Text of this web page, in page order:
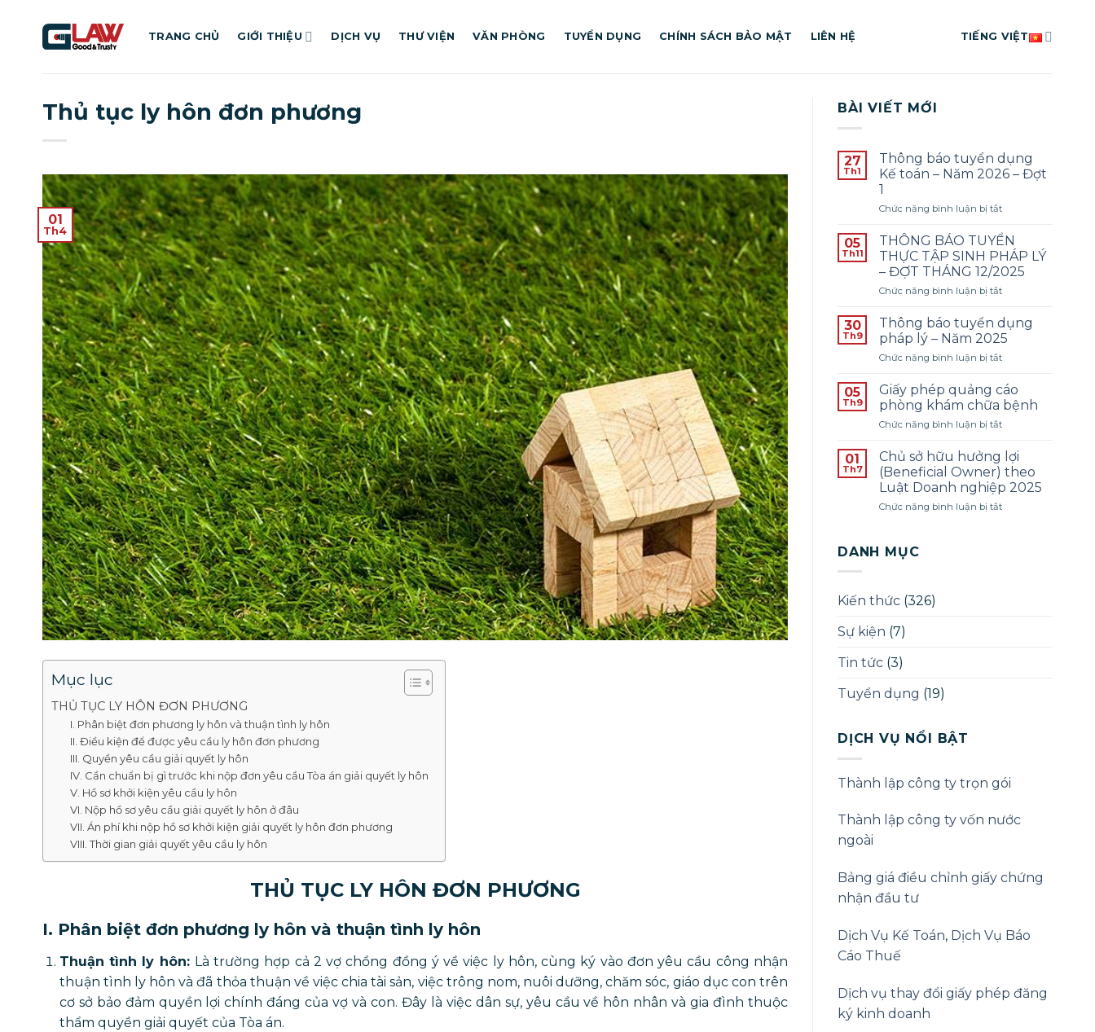
TRANG CHỦ GIỚI THIỆU DỊCH VỤ THƯ VIỆN VĂN PHÒNG TUYỂN DỤNG CHÍNH SÁCH BẢO MẬT LIÊN HỆ TIẾNG VIỆT
Thủ tục ly hôn đơn phương
01
Th4
Mục lục
THỦ TỤC LY HÔN ĐƠN PHƯƠNG
I. Phân biệt đơn phương ly hôn và thuận tình ly hôn
II. Điều kiện để được yêu cầu ly hôn đơn phương
III. Quyền yêu cầu giải quyết ly hôn
IV. Cần chuẩn bị gì trước khi nộp đơn yêu cầu Tòa án giải quyết ly hôn
V. Hồ sơ khởi kiện yêu cầu ly hôn
VI. Nộp hồ sơ yêu cầu giải quyết ly hôn ở đâu
VII. Án phí khi nộp hồ sơ khởi kiện giải quyết ly hôn đơn phương
VIII. Thời gian giải quyết yêu cầu ly hôn
THỦ TỤC LY HÔN ĐƠN PHƯƠNG
I. Phân biệt đơn phương ly hôn và thuận tình ly hôn
Thuận tình ly hôn: Là trường hợp cả 2 vợ chồng đồng ý về việc ly hôn, cùng ký vào đơn yêu cầu công nhận
thuận tình ly hôn và đã thỏa thuận về việc chia tài sản, việc trông nom, nuôi dưỡng, chăm sóc, giáo dục con trên
cơ sở bảo đảm quyền lợi chính đáng của vợ và con. Đây là việc dân sự, yêu cầu về hôn nhân và gia đình thuộc
thẩm quyền giải quyết của Tòa án.
BÀI VIẾT MỚI
27
Th1
Thông báo tuyển dụng
Kế toán – Năm 2026 – Đợt
1
Chức năng bình luận bị tắtở
báo
tuyển
dụng
Kế
toán
Năm
2026
–
Đợt
05
Th11
THÔNG BÁO TUYỂN
THỰC TẬP SINH PHÁP LÝ
– ĐỢT THÁNG 12/2025
Chức năng bình luận bị tắtở
BÁO
TUYỂN
THỰC
TẬP
PHÁP
LÝ
ĐỢT
12/2025
30
Th9
Thông báo tuyển dụng
pháp lý – Năm 2025
Chức năng bình luận bị tắtở
báo
tuyển
dụng
pháp
–
Năm
2025
05
Th9
Giấy phép quảng cáo
phòng khám chữa bệnh
Chức năng bình luận bị tắtở
phép
quảng
cáo
phòng
khám
01
Th7
Chủ sở hữu hưởng lợi
(Beneficial Owner) theo
Luật Doanh nghiệp 2025
Chức năng bình luận bị tắtở
DANH MỤC
Kiến thức (326)
Sự kiện (7)
Tin tức (3)
Tuyển dụng (19)
DỊCH VỤ NỔI BẬT
Thành lập công ty trọn gói
Thành lập công ty vốn nước
ngoài
Bảng giá điều chỉnh giấy chứng
nhận đầu tư
Dịch Vụ Kế Toán, Dịch Vụ Báo
Cáo Thuế
Dịch vụ thay đổi giấy phép đăng
ký kinh doanh